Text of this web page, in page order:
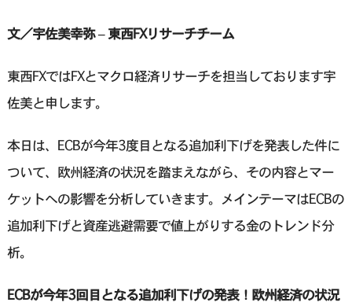
文／宇佐美幸弥 – 東西FXリサーチチーム
東西FXではFXとマクロ経済リサーチを担当しております宇
佐美と申します。
本日は、ECBが今年3度目となる追加利下げを発表した件に
ついて、欧州経済の状況を踏まえながら、その内容とマー
ケットへの影響を分析していきます。メインテーマはECBの
追加利下げと資産逃避需要で値上がりする金のトレンド分
析。
ECBが今年3回目となる追加利下げの発表！欧州経済の状況